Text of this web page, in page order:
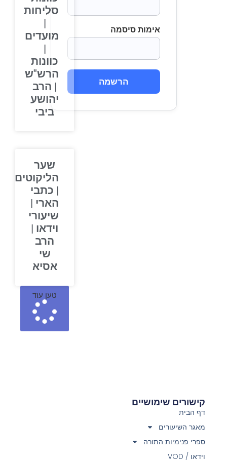
אימות סיסמה
הרשמה
סליחות
מועדים
כוונות
הרש"ש
| הרב
יהושע
ביבי
שער
הליקוטים
| כתבי
הארי |
שיעורי
וידאו |
הרב
שי
אסיא
טען עוד
קישורים שימושיים
דף הבית
מאגר השיעורים
ספרי פנימיות התורה
וידאו / VOD